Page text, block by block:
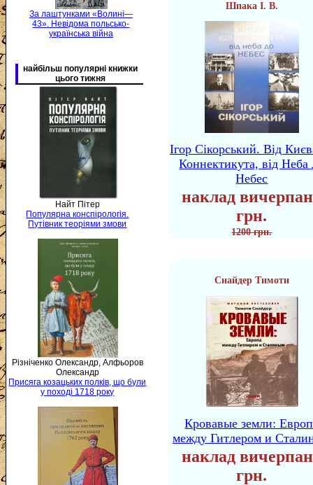
За лаштунками «Волині—
43». Невідома польсько-
українська війна
найбільш популярні книжки
цього тижня
Найт Пітер
Популярна конспірологія.
Путівник теоріями змови
Різніченко Олександр, Алфьоров
Олександр
Присяга козацьких полків, що були
у поході 1718 року
Шпака І. В.
Ігор Сікорський. Від
Коннектикута, від Неба
Небес
наклад
грн.
1200 грн.
Снайдер Тимоти
Кровавые земли:
между Гитлером и
наклад
грн.